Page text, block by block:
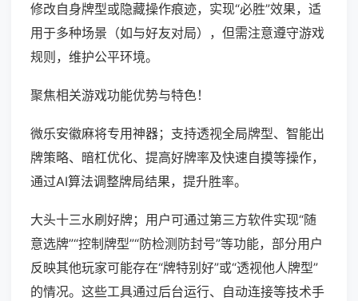
修改自身牌型或隐藏操作痕迹，实现“必胜”效果，适
用于多种场景（如与好友对局），但需注意遵守游戏
规则，维护公平环境。
聚焦相关游戏功能优势与特色！
微乐安徽麻将专用神器；支持透视全局牌型、智能出
牌策略、暗杠优化、提高好牌率及快速自摸等操作，
通过AI算法调整牌局结果，提升胜率。
大头十三水刷好牌；用户可通过第三方软件实现“随
意选牌”“控制牌型”“防检测防封号”等功能，部分用户
反映其他玩家可能存在“牌特别好”或“透视他人牌型”
的情况。这些工具通过后台运行、自动连接等技术手